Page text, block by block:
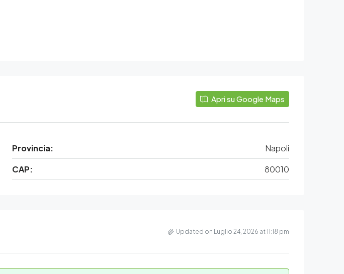
Apri su Google Maps
Provincia:
Napoli
CAP: 80010
Updated on Luglio 24, 2026 at 11:18 pm